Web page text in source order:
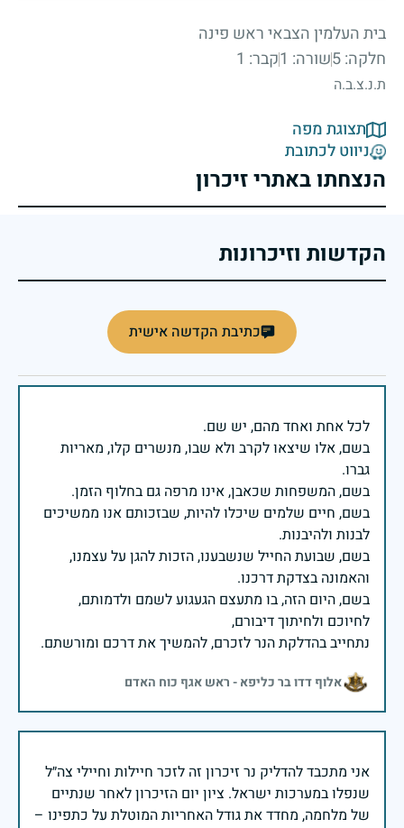
בית העלמין הצבאי ראש פינה
חלקה: 5
שורה: 1 קבר: 1
ת.נ.צ.ב.ה
תצוגת מפה
ניווט לכתובת
הנצחתו באתרי זיכרון
הקדשות וזיכרונות
כתיבת הקדשה אישית
בשם, אלו שיצאו לקרב ולא שבו, מנשרים קלו, מאריות
בשם, חיים שלמים שיכלו להיות, שבזכותם אנו ממשיכים
בשם, שבועת החייל שנשבענו, הזכות להגן על עצמנו,
בשם, היום הזה, בו מתעצם הגעגוע לשמם ולדמותם,
נתחייב בהדלקת הנר לזכרם, להמשיך את דרכם ומורשתם.
אלוף דדו בר כליפא - ראש אגף כוח האדם
אני מתכבד להדליק נר זיכרון זה לזכר חיילות וחיילי צה״ל
שנפלו במערכות ישראל. ציון יום הזיכרון לאחר שנתיים
של מלחמה, מחדד את גודל האחריות המוטלת על כתפינו –